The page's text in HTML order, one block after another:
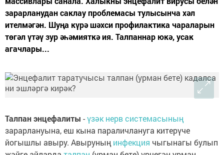
зарарланудан саклау проблемасы тулысынча хәл
ителмәгән. Шуңа күрә шәхси профилактика чараларын
төгәл үтәү зур әһәмияткә ия. Талпаннар юкә, усак
агачлары...
Талпан энцефалиты -үзәк нерв системасының
зарарлануына, еш кына параличлануга китерүче
йогышлы авыру. Авыруның инфекция чыгынагы булып